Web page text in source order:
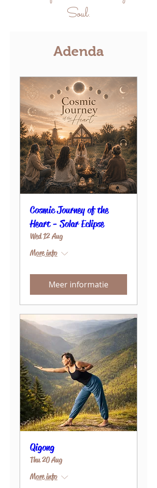
Soul.
Adenda
Cosmic Journey of the
Heart - Solar Eclipse
Wed 12 Aug
More info
Meer informatie
Qigong
Thu 20 Aug
More info